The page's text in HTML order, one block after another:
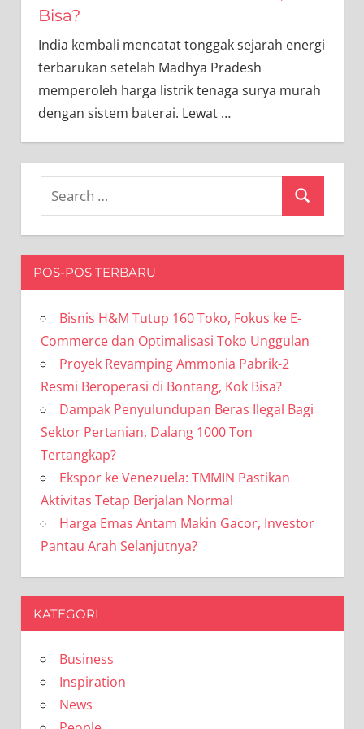
Bisa?
India kembali mencatat tonggak sejarah energi
terbarukan setelah Madhya Pradesh
memperoleh harga listrik tenaga surya murah
dengan sistem baterai. Lewat …
Search
POS-POS TERBARU
Bisnis H&M Tutup 160 Toko, Fokus ke E-
Commerce dan Optimalisasi Toko Unggulan
Proyek Revamping Ammonia Pabrik-2
Resmi Beroperasi di Bontang, Kok Bisa?
Dampak Penyulundupan Beras Ilegal Bagi
Sektor Pertanian, Dalang 1000 Ton
Tertangkap?
Ekspor ke Venezuela: TMMIN Pastikan
Aktivitas Tetap Berjalan Normal
Harga Emas Antam Makin Gacor, Investor
Pantau Arah Selanjutnya?
KATEGORI
Business
Inspiration
News